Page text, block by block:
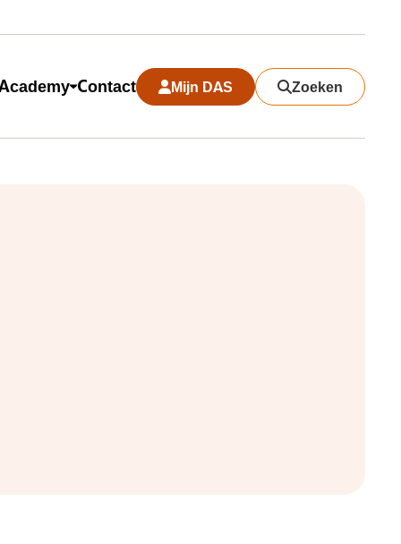
Contact Mijn DAS Zoeken